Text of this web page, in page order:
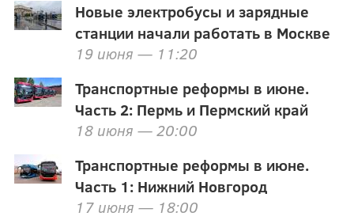
Новые электробусы и зарядные
станции начали работать в Москве
19 июня — 11:20
Транспортные реформы в июне.
Часть 2: Пермь и Пермский край
18 июня — 20:00
Транспортные реформы в июне.
Часть 1: Нижний Новгород
17 июня — 18:00